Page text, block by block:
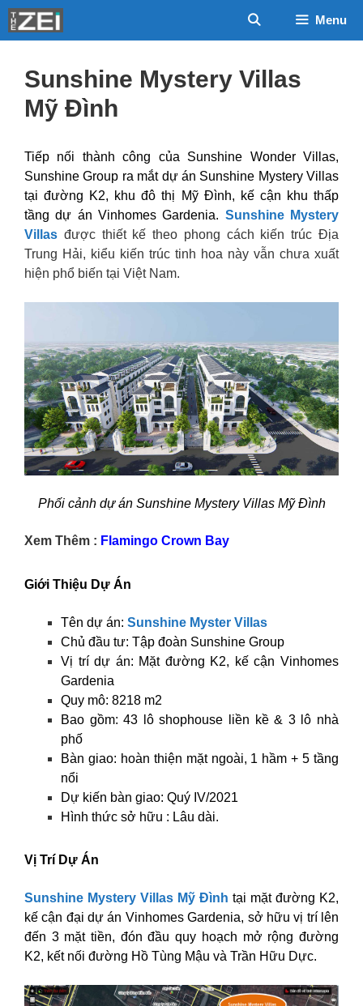
Chuyển
đến
nội
Menu
Sunshine Mystery Villas
Mỹ Đình
Tiếp nối thành công của Sunshine Wonder Villas,
Sunshine Group ra mắt dự án Sunshine Mystery Villas
tại đường K2, khu đô thị Mỹ Đình, kế cận khu thấp
tầng dự án Vinhomes Gardenia. Sunshine Mystery
Villas được thiết kế theo phong cách kiến trúc Địa
Trung Hải, kiểu kiến trúc tinh hoa này vẫn chưa xuất
hiện phổ biến tại Việt Nam.
Phối cảnh dự án Sunshine Mystery Villas Mỹ Đình
Xem Thêm : Flamingo Crown Bay
Giới Thiệu Dự Án
Tên dự án: Sunshine Myster Villas
Chủ đầu tư: Tập đoàn Sunshine Group
Vị trí dự án: Mặt đường K2, kế cận Vinhomes
Gardenia
Quy mô: 8218 m2
Bao gồm: 43 lô shophouse liền kề & 3 lô nhà
phố
Bàn giao: hoàn thiện mặt ngoài, 1 hầm + 5 tầng
nổi
Dự kiến bàn giao: Quý IV/2021
Hình thức sở hữu : Lâu dài.
Vị Trí Dự Án
Sunshine Mystery Villas Mỹ Đình tại mặt đường K2,
kế cận đại dự án Vinhomes Gardenia, sở hữu vị trí lên
đến 3 mặt tiền, đón đầu quy hoạch mở rộng đường
K2, kết nối đường Hồ Tùng Mậu và Trần Hữu Dực.